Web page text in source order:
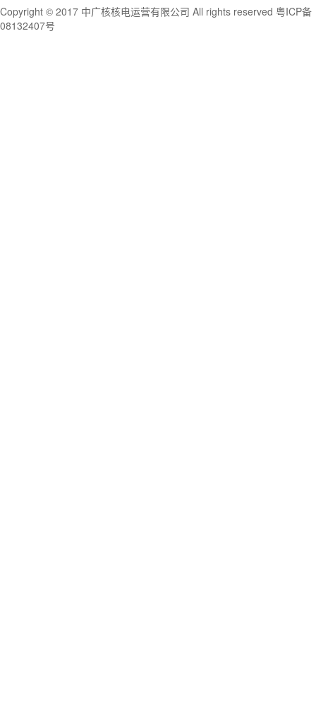
Copyright © 2017 中广核核电运营有限公司 All rights reserved 粤ICP备
08132407号